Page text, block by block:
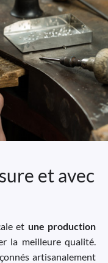
et avec
et une production
la meilleure qualité.
artisanalement